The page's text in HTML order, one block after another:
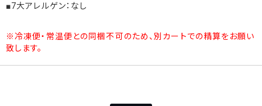
■7大アレルゲン：なし
※冷凍便・常温便との同梱不可のため、別カートでの精算をお願い
致します。